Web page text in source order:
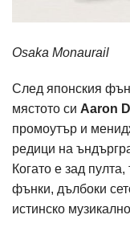
Osaka Monaurail
След японския
мястото си Aaron
промоутър и
редици на
Когато е зад
фънки, дълбоки
истинско